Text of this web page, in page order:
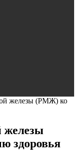
железы (РМЖ) ко
железы
здоровья